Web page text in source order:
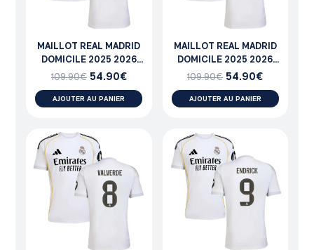
MAILLOT REAL MADRID
DOMICILE 2025 2026
MILITAO
109.90€ 54.90€
AJOUTER AU PANIER
MAILLOT REAL MADRID
DOMICILE 2025 2026
CAMAVINGA
109.90€ 54.90€
AJOUTER AU PANIER